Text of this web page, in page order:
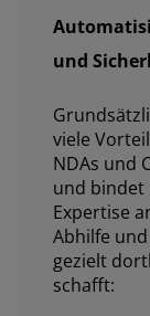
und
viele
NDAs und
und bindet
Expertise
Abhilfe
gezielt
schafft: